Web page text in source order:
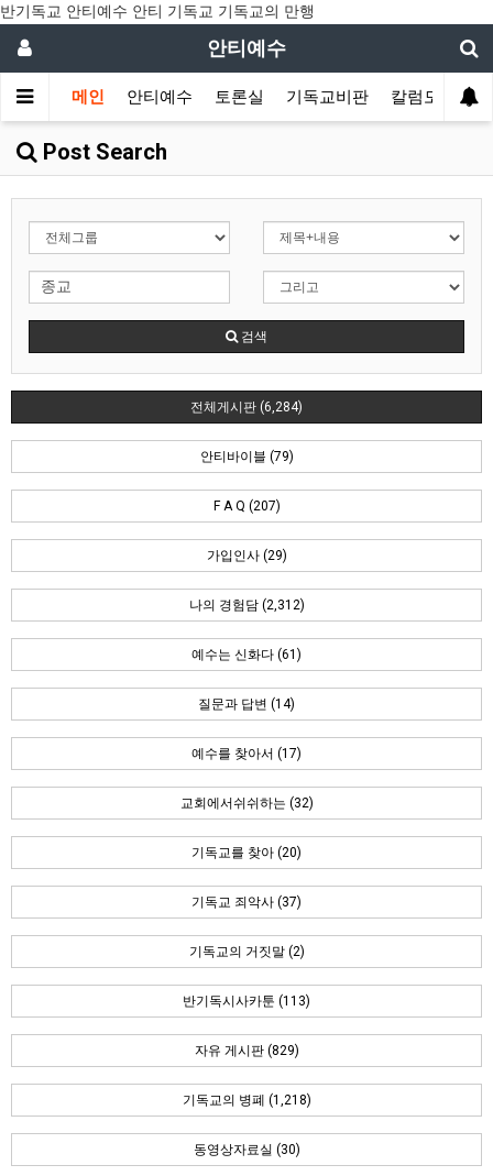
반기독교 안티예수 안티 기독교 기독교의 만행
안티예수
메인 안티예수 토론실 기독교비판 칼럼모음
Post Search
검색
전체게시판 (6,284)
안티바이블 (79)
F A Q (207)
가입인사 (29)
나의 경험담 (2,312)
예수는 신화다 (61)
질문과 답변 (14)
예수를 찾아서 (17)
교회에서쉬쉬하는 (32)
기독교를 찾아 (20)
기독교 죄악사 (37)
기독교의 거짓말 (2)
반기독시사카툰 (113)
자유 게시판 (829)
기독교의 병폐 (1,218)
동영상자료실 (30)